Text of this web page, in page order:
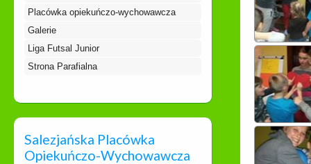
Placówka opiekuńczo-wychowawcza
Galerie
Liga Futsal Junior
Strona Parafialna
Salezjańska Placówka
Opiekuńczo-Wychowawcza